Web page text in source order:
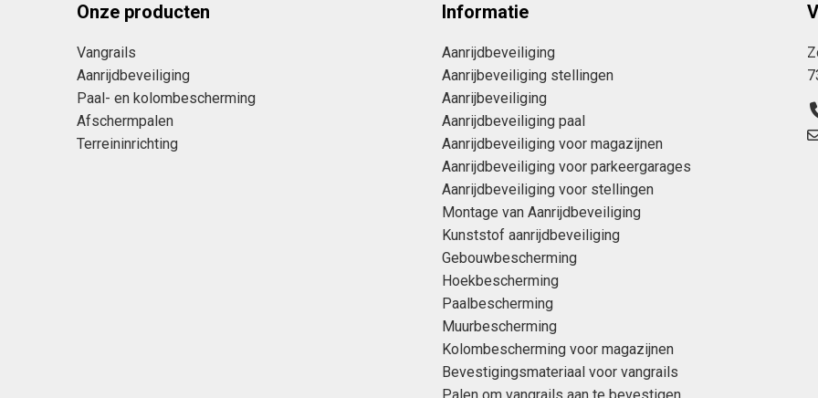
Onze producten
Vangrails
Aanrijdbeveiliging
Paal- en kolombescherming
Afschermpalen
Terreininrichting
Informatie
Aanrijdbeveiliging
Aanrijbeveiliging stellingen
Aanrijbeveiliging
Aanrijdbeveiliging paal
Aanrijdbeveiliging voor magazijnen
Aanrijdbeveiliging voor parkeergarages
Aanrijdbeveiliging voor stellingen
Montage van Aanrijdbeveiliging
Kunststof aanrijdbeveiliging
Gebouwbescherming
Hoekbescherming
Paalbescherming
Muurbescherming
Kolombescherming voor magazijnen
Bevestigingsmateriaal voor vangrails